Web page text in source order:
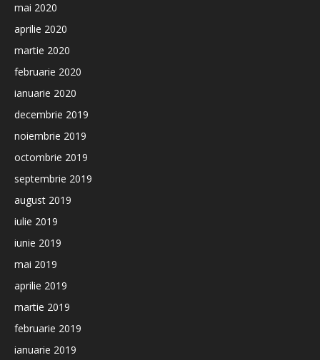
mai 2020
aprilie 2020
martie 2020
februarie 2020
ianuarie 2020
decembrie 2019
noiembrie 2019
octombrie 2019
septembrie 2019
august 2019
iulie 2019
iunie 2019
mai 2019
aprilie 2019
martie 2019
februarie 2019
ianuarie 2019